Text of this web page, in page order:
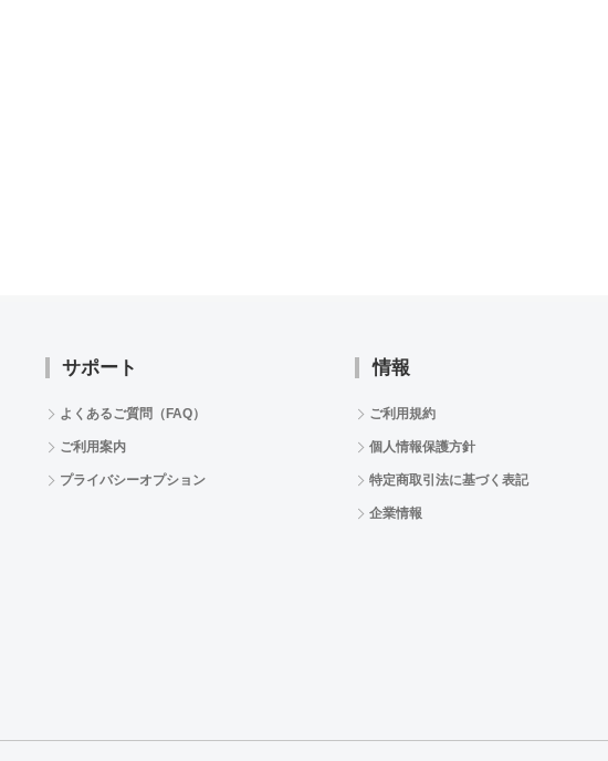
サポート
よくあるご質問（FAQ）
ご利用案内
プライバシーオプション
情報
ご利用規約
個人情報保護方針
特定商取引法に基づく表記
企業情報